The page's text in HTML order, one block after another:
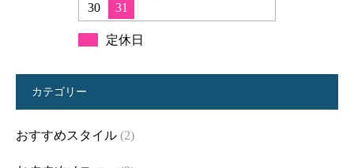
30
31
定休日
カテゴリー
おすすめスタイル (2)